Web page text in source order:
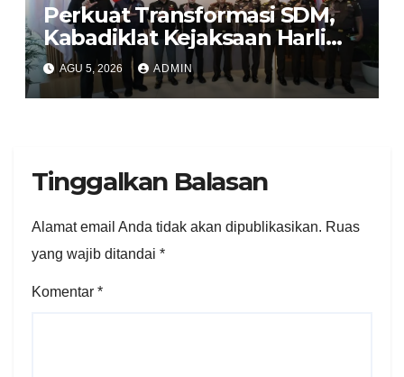
Perkuat Transformasi SDM,
Kabadiklat Kejaksaan Harli
Siregar Jalin Sinergi dengan
LAN RI
AGU 5, 2026 ADMIN
Tinggalkan Balasan
Alamat email Anda tidak akan dipublikasikan. Ruas
yang wajib ditandai *
Komentar *